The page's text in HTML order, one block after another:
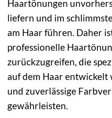
Haartönungen
liefern und im
am Haar führen. Daher
professionelle
zurückzugreifen, die
auf dem Haar entwickelt
und zuverlässige
gewährleisten.